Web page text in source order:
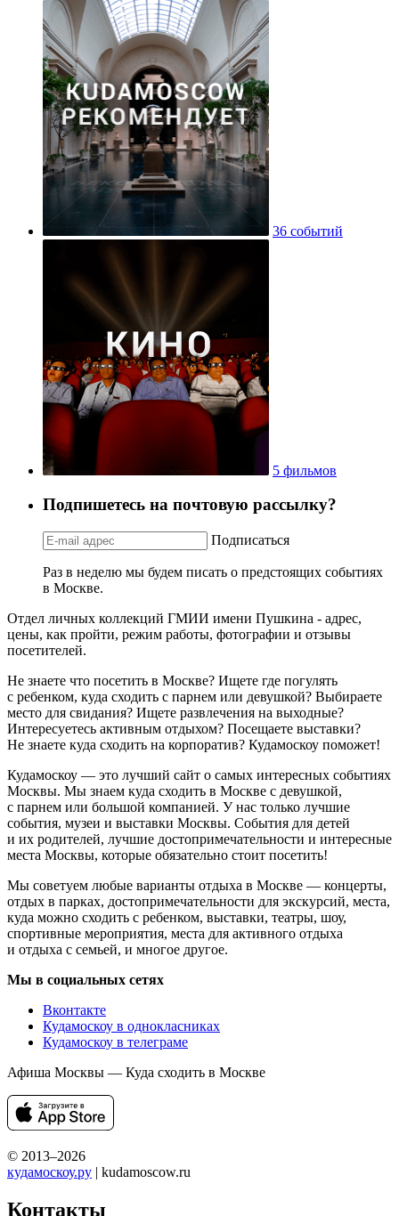
36 событий
5 фильмов
Подпишетесь на почтовую рассылку?
Подписаться
Раз в неделю мы будем писать о предстоящих событиях
в Москве.
Отдел личных коллекций ГМИИ имени Пушкина - адрес,
цены, как пройти, режим работы, фотографии и отзывы
посетителей.
Не знаете что посетить в Москве? Ищете где погулять
с ребенком, куда сходить с парнем или девушкой? Выбираете
место для свидания? Ищете развлечения на выходные?
Интересуетесь активным отдыхом? Посещаете выставки?
Не знаете куда сходить на корпоратив? Кудамоскоу поможет!
Кудамоскоу — это лучший сайт о самых интересных событиях
Москвы. Мы знаем куда сходить в Москве с девушкой,
с парнем или большой компанией. У нас только лучшие
события, музеи и выставки Москвы. События для детей
и их родителей, лучшие достопримечательности и интересные
места Москвы, которые обязательно стоит посетить!
Мы советуем любые варианты отдыха в Москве — концерты,
отдых в парках, достопримечательности для экскурсий, места,
куда можно сходить с ребенком, выставки, театры, шоу,
спортивные мероприятия, места для активного отдыха
и отдыха с семьей, и многое другое.
Мы в социальных сетях
Вконтакте
Кудамоскоу в однокласниках
Кудамоскоу в телеграме
Афиша Москвы — Куда сходить в Москве
© 2013–2026
кудамоскоу.ру | kudamoscow.ru
Контакты